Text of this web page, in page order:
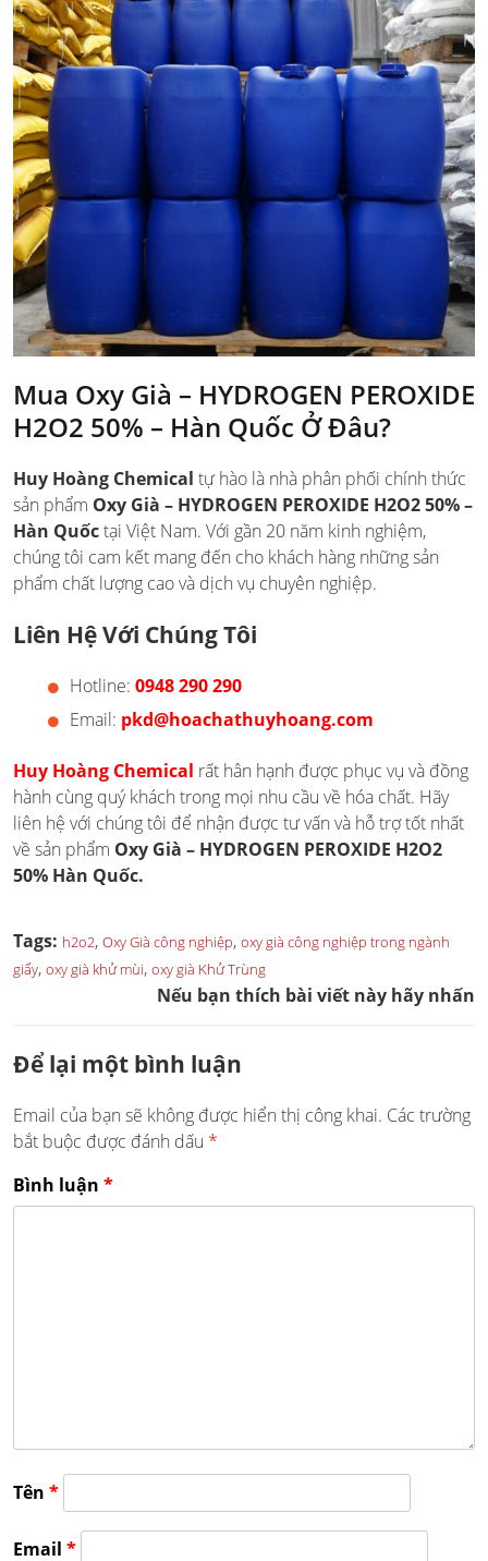
Mua Oxy Già – HYDROGEN PEROXIDE
H2O2 50% – Hàn Quốc Ở Đâu?
Huy Hoàng Chemical tự hào là nhà phân phối chính thức
sản phẩm Oxy Già – HYDROGEN PEROXIDE H2O2 50% –
Hàn Quốctại Việt Nam. Với gần 20 năm kinh nghiệm,
chúng tôi cam kết mang đến cho khách hàng những sản
phẩm chất lượng cao và dịch vụ chuyên nghiệp.
Liên Hệ Với Chúng Tôi
Hotline: 0948 290 290
Email: pkd@hoachathuyhoang.com
Huy Hoàng Chemical rất hân hạnh được phục vụ và đồng
hành cùng quý khách trong mọi nhu cầu về hóa chất. Hãy
liên hệ với chúng tôi để nhận được tư vấn và hỗ trợ tốt nhất
về sản phẩm Oxy Già – HYDROGEN PEROXIDE H2O2
50% Hàn Quốc.
Tags: h2o2, Oxy Già công nghiệp, oxy già công nghiệp trong ngành
giấy, oxy già khử mùi, oxy già Khử Trùng
Nếu bạn thích bài viết này hãy nhấn
Để lại một bình luận
Email của bạn sẽ không được hiển thị công khai. Các trường
bắt buộc được đánh dấu *
Bình luận *
Tên *
Email *